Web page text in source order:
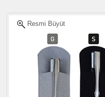
Resmi Büyüt